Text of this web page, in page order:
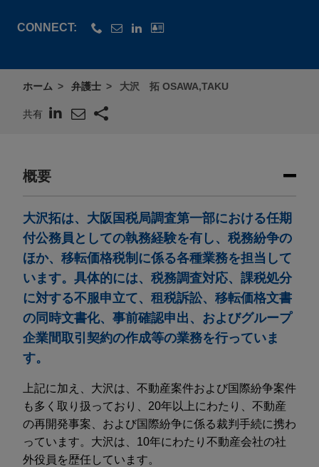
CONNECT:
ホーム 弁護士 大沢 拓 OSAWA,TAKU
共有
概要
大沢拓は、大阪国税局調査第一部における任期
付公務員としての執務経験を有し、税務紛争の
ほか、移転価格税制に係る各種業務を担当して
います。具体的には、税務調査対応、課税処分
に対する不服申立て、租税訴訟、移転価格文書
の同時文書化、事前確認申出、およびグループ
企業間取引契約の作成等の業務を行っていま
す。
上記に加え、大沢は、不動産案件および国際紛争案件
も多く取り扱っており、20年以上にわたり、不動産
の再開発事案、および国際紛争に係る裁判手続に携わ
っています。大沢は、10年にわたり不動産会社の社
外役員を歴任しています。